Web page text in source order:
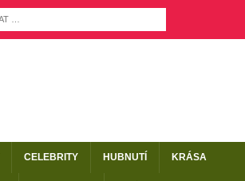
CELEBRITY HUBNUTÍ KRÁSA